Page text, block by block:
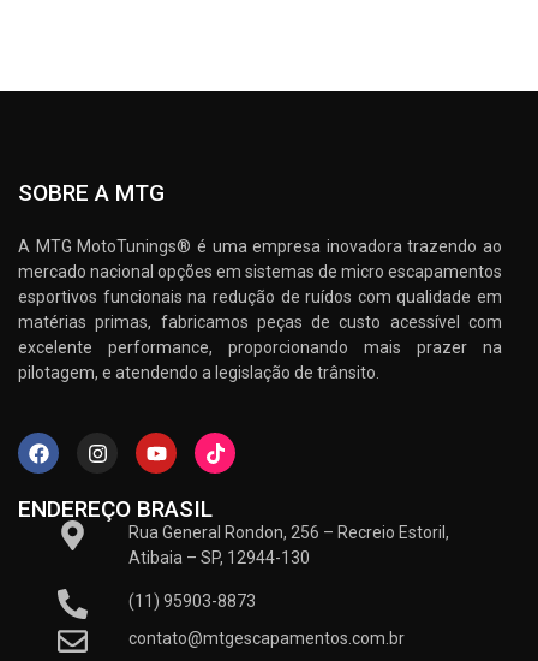
SOBRE A MTG
A MTG MotoTunings® é uma empresa inovadora trazendo ao
mercado nacional opções em sistemas de micro escapamentos
esportivos funcionais na redução de ruídos com qualidade em
matérias primas, fabricamos peças de custo acessível com
excelente performance, proporcionando mais prazer na
pilotagem, e atendendo a legislação de trânsito.
ENDEREÇO BRASIL
Rua General Rondon, 256 – Recreio Estoril,
Atibaia – SP, 12944-130
(11) 95903-8873
contato@mtgescapamentos.com.br